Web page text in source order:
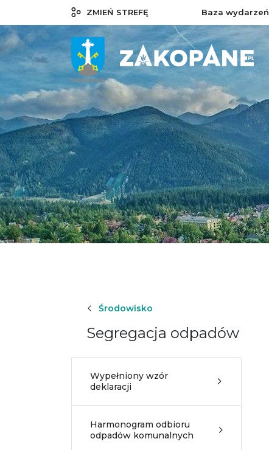
ZMIEŃ STREFĘ Baza wydarzeń
Środowisko
Segregacja odpadów
Wypełniony wzór
deklaracji
Harmonogram odbioru
odpadów komunalnych